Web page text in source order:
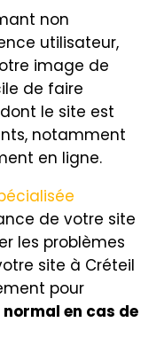
non
utilisateur,
image de
de faire
le site est
notamment
en ligne.
de votre site
les problèmes
site à Créteil
pour
en cas de